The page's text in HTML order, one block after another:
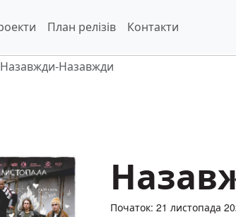
План релізів Контакти
Назавжди-Назавжди
Початок: 21 листопада